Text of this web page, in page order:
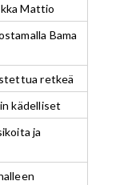
Mattio
Bama
retkeä
kädelliset
ja